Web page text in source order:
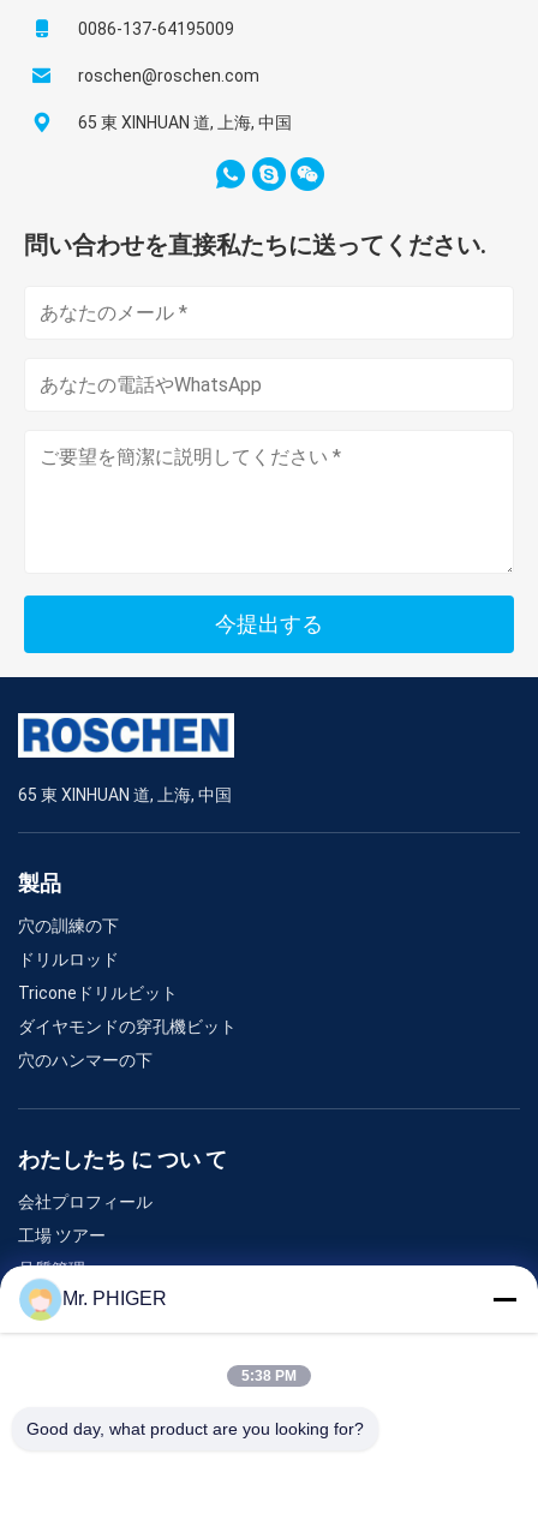
0086-137-64195009
roschen@roschen.com
65 東 XINHUAN 道, 上海, 中国
問い合わせを直接私たちに送ってください.
今提出する
65 東 XINHUAN 道, 上海, 中国
製品
穴の訓練の下
ドリルロッド
Triconeドリルビット
ダイヤモンドの穿孔機ビット
穴のハンマーの下
わたしたち に つい て
会社プロフィール
工場 ツアー
品質管理
地図
連絡 ください
イベント
Mr. PHIGER
5:38 PM
Good day, what product are you looking for?